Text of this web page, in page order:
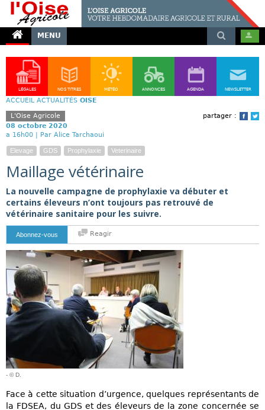
MENU
LÉGALES NOS TITRES MÉTÉO ANNONCES AGENDA NEWSLETTER
ACCUEIL ACTUALITÉS OISE
partager :
L'Oise Agricole
08 octobre 2020
a 16h00 | Par Alice Tarchaoui
Elevage GDS Prophylaxie Veterinaire
Maillage vétérinaire
La nouvelle campagne de prophylaxie va débuter et
certains éleveurs n’ont toujours pas retrouvé de
vétérinaire sanitaire pour les suivre.
Abonnez-vous Reagir
- © D.
Face à cette situation d’urgence, quelques représentants de
la FDSEA, du GDS et des éleveurs de la zone concernée se